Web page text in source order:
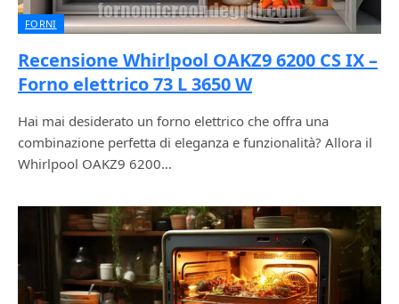
FORNI
Recensione Whirlpool OAKZ9 6200 CS IX –
Forno elettrico 73 L 3650 W
Hai mai desiderato un forno elettrico che offra una
combinazione perfetta di eleganza e funzionalità? Allora il
Whirlpool OAKZ9 6200…